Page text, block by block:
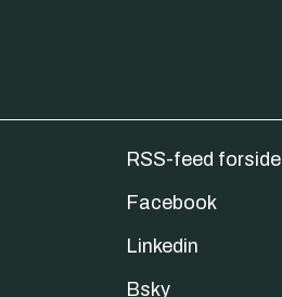
RSS-feed forside
Facebook
Linkedin
Bsky